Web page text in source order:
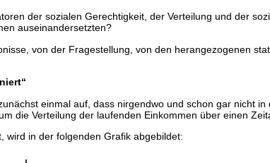
der sozialen Gerechtigkeit, der Verteilung und der
auseinandersetzten?
von der Fragestellung, von den herangezogenen
einmal auf, dass nirgendwo und schon gar nicht
die Verteilung der laufenden Einkommen über einen
wird in der folgenden Grafik abgebildet: